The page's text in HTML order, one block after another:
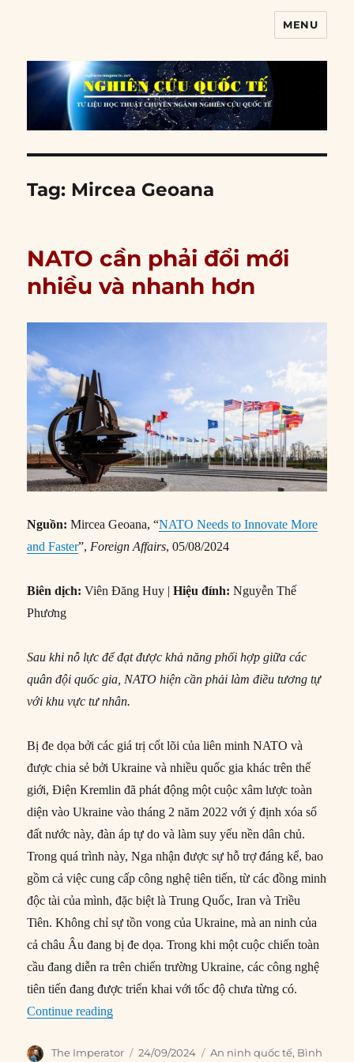
MENU
Tag: Mircea Geoana
NATO cần phải đổi mới
nhiều và nhanh hơn
Nguồn: Mircea Geoana, “NATO Needs to Innovate More
and Faster”,Foreign Affairs, 05/08/2024
Biên dịch: Viên Đăng Huy |Hiệu đính: Nguyễn Thế
Phương
Sau khi nỗ lực để đạt được khả năng phối hợp giữa các
quân đội quốc gia, NATO hiện cần phải làm điều tương tự
với khu vực tư nhân.
Bị đe dọa bởi các giá trị cốt lõi của liên minh NATO và
được chia sẻ bởi Ukraine và nhiều quốc gia khác trên thế
giới, Điện Kremlin đã phát động một cuộc xâm lược toàn
diện vào Ukraine vào tháng 2 năm 2022 với ý định xóa sổ
đất nước này, đàn áp tự do và làm suy yếu nền dân chủ.
Trong quá trình này, Nga nhận được sự hỗ trợ đáng kể, bao
gồm cả việc cung cấp công nghệ tiên tiến, từ các đồng minh
độc tài của mình, đặc biệt là Trung Quốc, Iran và Triều
Tiên. Không chỉ sự tồn vong của Ukraine, mà an ninh của
cả châu Âu đang bị đe dọa. Trong khi một cuộc chiến toàn
cầu đang diễn ra trên chiến trường Ukraine, các công nghệ
tiên tiến đang được triển khai với tốc độ chưa từng có.
Continue reading“NATO cần phải đổi mới nhiều và nhanh hơn”
Author
The Imperator
Posted
24/09/2024 Categories
An ninh quốc tế, Bình